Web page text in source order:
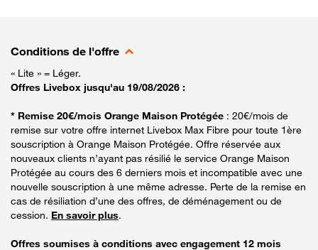
Conditions de l'offre
« Lite » = Léger.
Offres Livebox jusqu'au 19/08/2026 :
* Remise 20€/mois Orange Maison Protégée : 20€/mois de
remise sur votre offre internet Livebox Max Fibre pour toute 1ère
souscription à Orange Maison Protégée. Offre réservée aux
nouveaux clients n’ayant pas résilié le service Orange Maison
Protégée au cours des 6 derniers mois et incompatible avec une
nouvelle souscription à une même adresse. Perte de la remise en
cas de résiliation d’une des offres, de déménagement ou de
cession. En savoir plus.
Offres soumises à conditions avec engagement 12 mois